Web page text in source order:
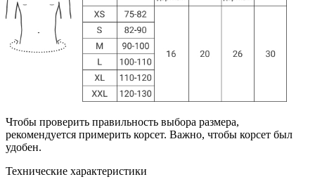
Чтобы проверить правильность выбора размера,
рекомендуется примерить корсет. Важно, чтобы корсет был
удобен.
Технические характеристики